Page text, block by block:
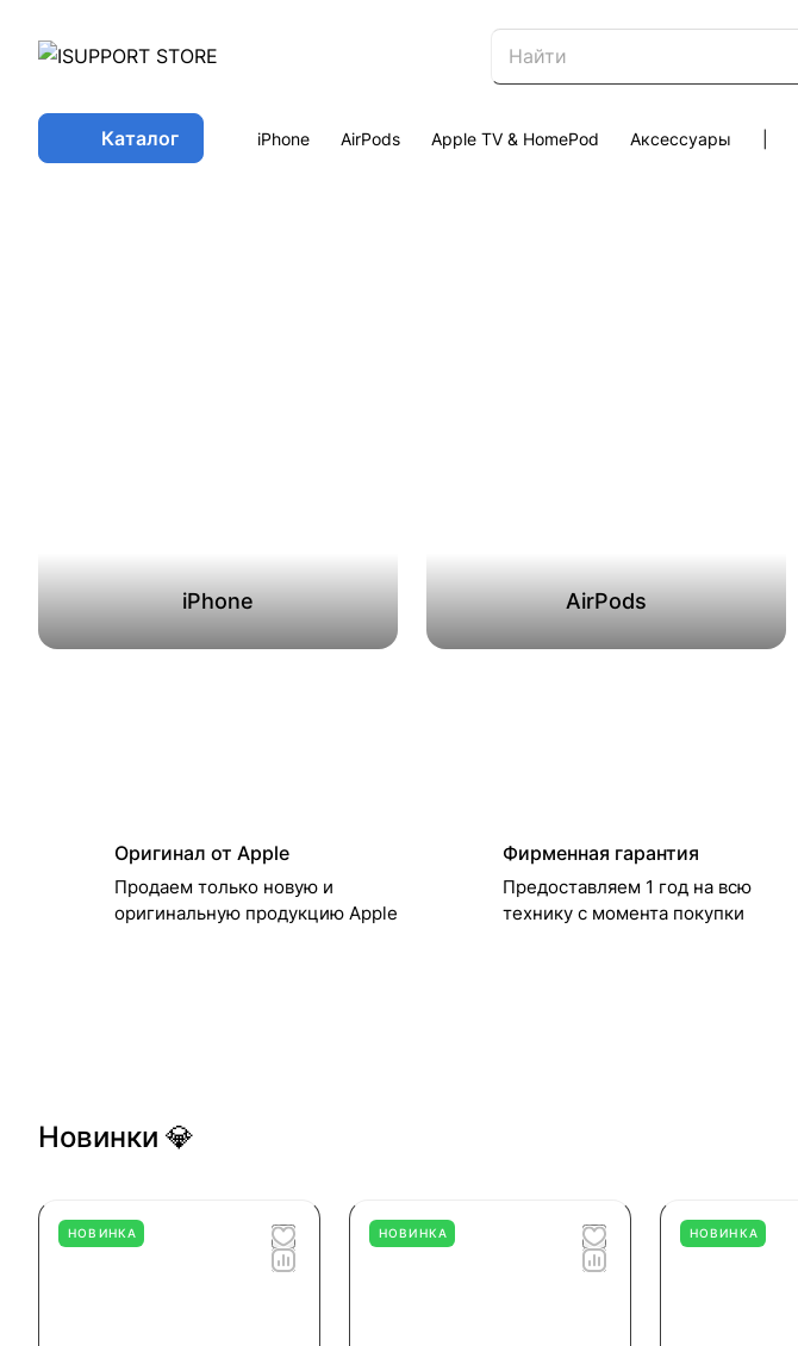
Каталог iPhone AirPods Apple TV & HomePod Аксессуары
iPhone AirPods
Оригинал от Apple
Продаем только новую и
оригинальную продукцию Apple
Фирменная гарантия
Предоставляем 1 год на всю
технику с момента покупки
Новинки 💎
НОВИНКА НОВИНКА НОВИНКА